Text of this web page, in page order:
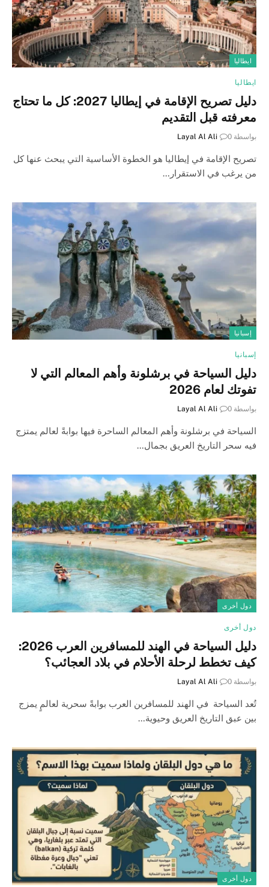
ايطاليا
ايطاليا
دليل تصريح الإقامة في إيطاليا 2027: كل ما تحتاج
معرفته قبل التقديم
بواسطة Layal Al Ali 0
تصريح الإقامة في إيطاليا هو الخطوة الأساسية التي يبحث عنها كل
من يرغب في الاستقرار…
إسبانيا
إسبانيا
دليل السياحة في برشلونة وأهم المعالم التي لا
تفوتك لعام 2026
بواسطة Layal Al Ali 0
السياحة في برشلونة وأهم المعالم الساحرة فيها بوابةً لعالم يمتزج
فيه سحر التاريخ العريق بجمال…
دول أخرى
دول أخرى
دليل السياحة في الهند للمسافرين العرب 2026:
كيف تخطط لرحلة الأحلام في بلاد العجائب؟
بواسطة Layal Al Ali 0
تُعد السياحة في الهند للمسافرين العرب بوابةً سحرية لعالمٍ يمزج
بين عبق التاريخ العريق وحيوية…
دول أخرى